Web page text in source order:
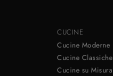
CUCINE
Cucine Moderne
Cucine Classiche
Cucine su Misura